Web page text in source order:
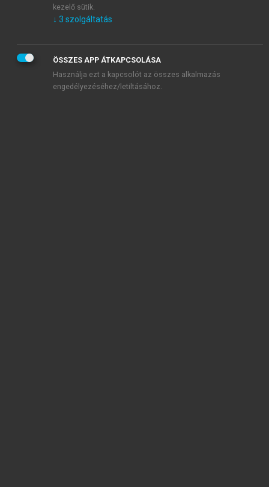
KIPRÓBÁLOM
kezelő sütik.
↓ 3 szolgáltatás
ÖSSZES APP ÁTKAPCSOLÁSA
Használja ezt a kapcsolót az összes alkalmazás
engedélyezéséhez/letiltásához.